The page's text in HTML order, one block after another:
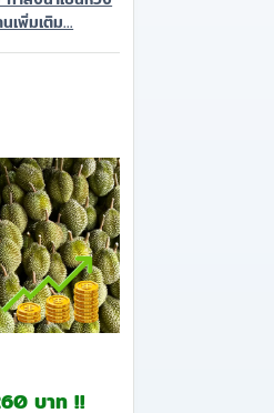
เพิ่มเติม...
บาท !!